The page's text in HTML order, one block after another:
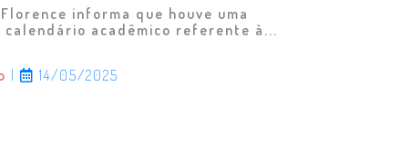
informa que houve uma
acadêmico referente à...
14/05/2025